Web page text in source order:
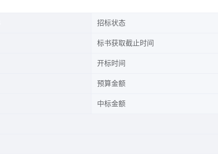
招标状态
标书获取截止时间
开标时间
预算金额
中标金额